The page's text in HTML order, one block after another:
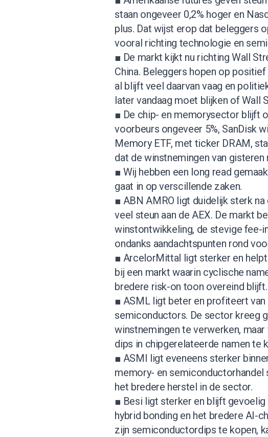
staan ongeveer 0,2% hoger en
plus. Dat wijst erop dat beleggers
vooral richting technologie en
■ De markt kijkt nu richting Wall
China. Beleggers hopen op
al blijft veel daarvan vaag en
later vandaag moet blijken of Wall
■ De chip- en memorysector blijft
voorbeurs ongeveer 5%, SanDisk
Memory ETF, met ticker DRAM,
dat de winstnemingen van
■ Wij hebben een long read
gaat in op verscillende zaken.
■ ABN AMRO ligt duidelijk sterk
veel steun aan de AEX. De markt
winstontwikkeling, de stevige fee-
ondanks aandachtspunten rond
■ ArcelorMittal ligt sterker en
bij een markt waarin cyclische
bredere risk-on toon overeind blijft.
■ ASML ligt beter en profiteert
semiconductors. De sector kreeg
winstnemingen te verwerken,
dips in chipgerelateerde namen te
■ ASMI ligt eveneens sterker
memory- en
het bredere herstel in de sector.
■ Besi ligt sterker en blijft
hybrid bonding en het bredere AI-
zijn semiconductordips te kopen,